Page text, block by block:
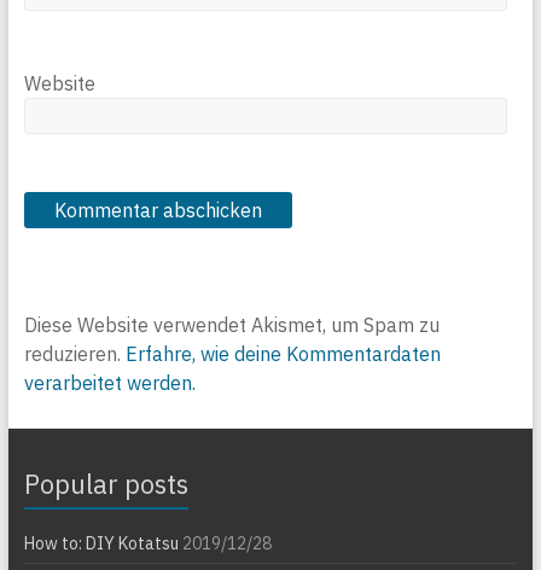
Website
Diese Website verwendet Akismet, um Spam zu
reduzieren. Erfahre, wie deine Kommentardaten
verarbeitet werden.
Popular posts
How to: DIY Kotatsu 2019/12/28